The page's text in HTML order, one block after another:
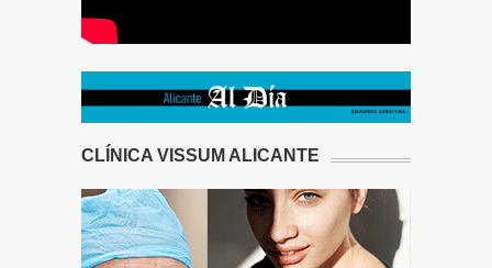
CLÍNICA VISSUM ALICANTE